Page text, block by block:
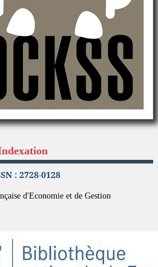
: 2728-0128
d'Economie et de Gestion